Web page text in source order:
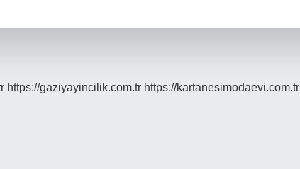
https://gaziyayincilik.com.tr https://kartanesimodaevi.com.tr